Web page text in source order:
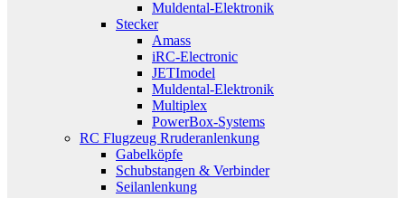
Muldental-Elektronik
Stecker
Amass
iRC-Electronic
JETImodel
Muldental-Elektronik
Multiplex
PowerBox-Systems
RC Flugzeug Rruderanlenkung
Gabelköpfe
Schubstangen & Verbinder
Seilanlenkung